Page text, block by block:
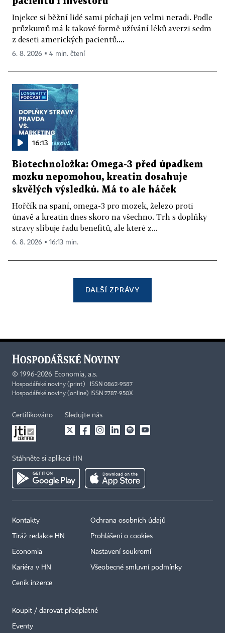
Injekce si běžní lidé sami píchají jen velmi neradi. Podle
průzkumů má k takové formě užívání léků averzi sedm
z deseti amerických pacientů....
6. 8. 2026 ▪ 4 min. čtení
16:13
Biotechnoložka: Omega-3 před úpadkem
mozku nepomohou, kreatin dosahuje
skvělých výsledků. Má to ale háček
Hořčík na spaní, omega-3 pro mozek, železo proti
únavě a kreatin dnes skoro na všechno. Trh s doplňky
stravy slibuje řadu benefitů, ale které z...
6. 8. 2026 ▪ 16:13 min.
DALŠÍ ZPRÁVY
© 1996-2026 Economia, a.s.
Hospodářské noviny (print) ISSN 0862-9587
Hospodářské noviny (online) ISSN 2787-950X
Certifikováno Sledujte nás
Stáhněte si aplikaci HN
Kontakty
Tiráž redakce HN
Economia
Kariéra v HN
Ceník inzerce
Ochrana osobních údajů
Prohlášení o cookies
Nastavení soukromí
Všeobecné smluvní podmínky
Koupit / darovat předplatné
Eventy